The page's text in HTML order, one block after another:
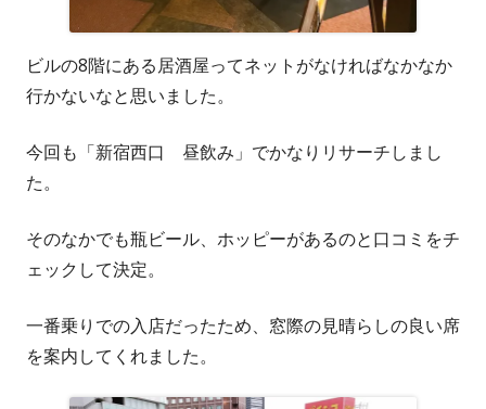
ビルの8階にある居酒屋ってネットがなければなかなか
行かないなと思いました。
今回も「新宿西口 昼飲み」でかなりリサーチしまし
た。
そのなかでも瓶ビール、ホッピーがあるのと口コミをチ
ェックして決定。
一番乗りでの入店だったため、窓際の見晴らしの良い席
を案内してくれました。